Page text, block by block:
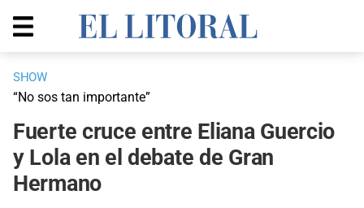
SHOW
“No sos tan importante”
Fuerte cruce entre Eliana Guercio
y Lola en el debate de Gran
Hermano